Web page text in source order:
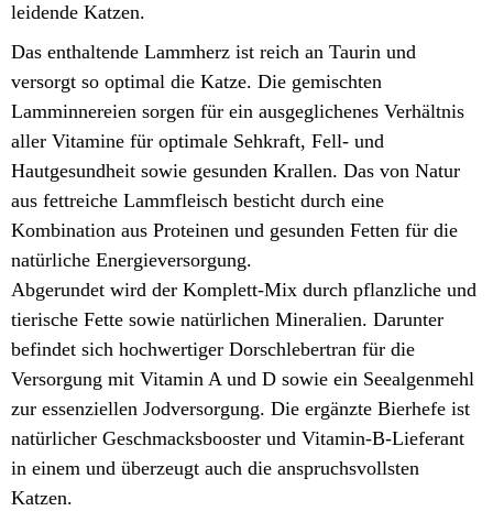
leidende Katzen.
Das enthaltende Lammherz ist reich an Taurin und
versorgt so optimal die Katze. Die gemischten
Lamminnereien sorgen für ein ausgeglichenes Verhältnis
aller Vitamine für optimale Sehkraft, Fell- und
Hautgesundheit sowie gesunden Krallen. Das von Natur
aus fettreiche Lammfleisch besticht durch eine
Kombination aus Proteinen und gesunden Fetten für die
natürliche Energieversorgung.
Abgerundet wird der Komplett-Mix durch pflanzliche und
tierische Fette sowie natürlichen Mineralien. Darunter
befindet sich hochwertiger Dorschlebertran für die
Versorgung mit Vitamin A und D sowie ein Seealgenmehl
zur essenziellen Jodversorgung. Die ergänzte Bierhefe ist
natürlicher Geschmacksbooster und Vitamin-B-Lieferant
in einem und überzeugt auch die anspruchsvollsten
Katzen.